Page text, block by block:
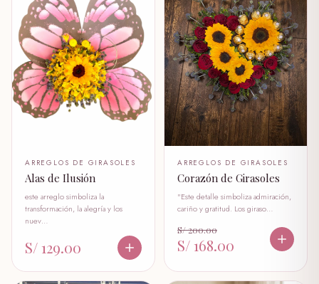
ARREGLOS DE GIRASOLES
Alas de Ilusión
este arreglo simboliza la
transformación, la alegría y los
nuev…
S/ 129.00
ARREGLOS DE GIRASOLES
Corazón de Girasoles
"Este detalle simboliza admiración,
cariño y gratitud. Los giraso…
S/ 200.00
S/ 168.00